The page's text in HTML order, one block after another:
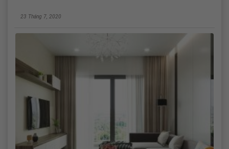
23 Tháng 7, 2020